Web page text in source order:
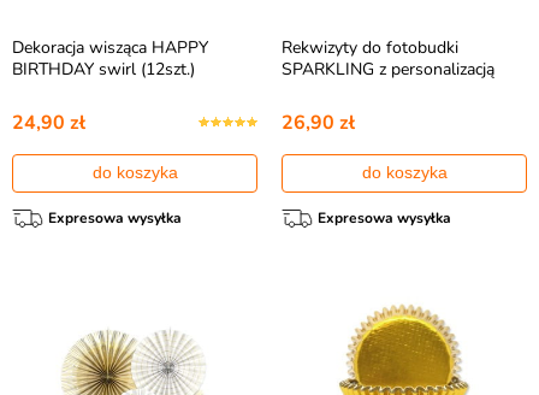
Dekoracja wisząca HAPPY
BIRTHDAY swirl (12szt.)
24,90 zł
do koszyka
Expresowa wysyłka
Rekwizyty do fotobudki
SPARKLING z personalizacją
26,90 zł
do koszyka
Expresowa wysyłka